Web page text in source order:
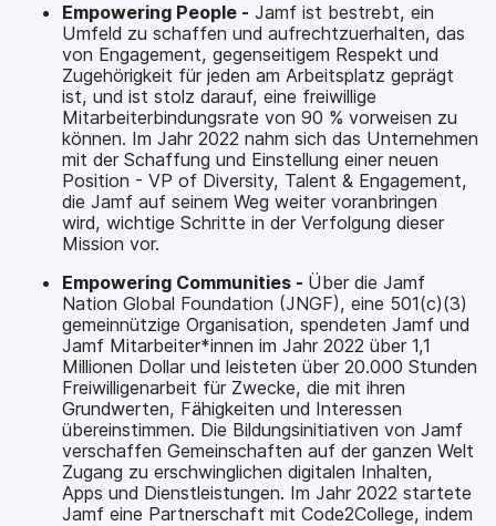
Empowering People - Jamf ist bestrebt, ein
Umfeld zu schaffen und aufrechtzuerhalten, das
von Engagement, gegenseitigem Respekt und
Zugehörigkeit für jeden am Arbeitsplatz geprägt
ist, und ist stolz darauf, eine freiwillige
Mitarbeiterbindungsrate von 90 % vorweisen zu
können. Im Jahr 2022 nahm sich das Unternehmen
mit der Schaffung und Einstellung einer neuen
Position - VP of Diversity, Talent & Engagement,
die Jamf auf seinem Weg weiter voranbringen
wird, wichtige Schritte in der Verfolgung dieser
Mission vor.
Empowering Communities - Über die Jamf
Nation Global Foundation (JNGF), eine 501(c)(3)
gemeinnützige Organisation, spendeten Jamf und
Jamf Mitarbeiter*innen im Jahr 2022 über 1,1
Millionen Dollar und leisteten über 20.000 Stunden
Freiwilligenarbeit für Zwecke, die mit ihren
Grundwerten, Fähigkeiten und Interessen
übereinstimmen. Die Bildungsinitiativen von Jamf
verschaffen Gemeinschaften auf der ganzen Welt
Zugang zu erschwinglichen digitalen Inhalten,
Apps und Dienstleistungen. Im Jahr 2022 startete
Jamf eine Partnerschaft mit Code2College, indem